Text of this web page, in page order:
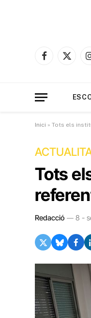
Facebook
X
Inici » Tots els
Tots
Redacció 8 -